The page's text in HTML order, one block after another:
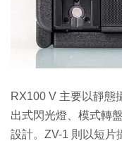
RX100 V 主要以靜態
出式閃光燈、模式轉
設計。ZV-1 則以短片